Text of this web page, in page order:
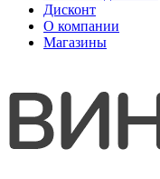
Дисконт
О компании
Магазины